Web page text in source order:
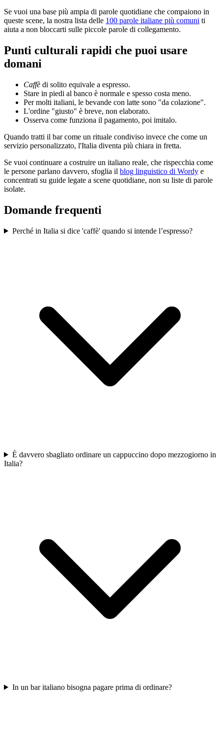
Se vuoi una base più ampia di parole quotidiane che compaiono in
queste scene, la nostra lista delle 100 parole italiane più comuni ti
aiuta a non bloccarti sulle piccole parole di collegamento.
Punti culturali rapidi che puoi usare
domani
Caffè di solito equivale a espresso.
Stare in piedi al banco è normale e spesso costa meno.
Per molti italiani, le bevande con latte sono "da colazione".
L'ordine "giusto" è breve, non elaborato.
Osserva come funziona il pagamento, poi imitalo.
Quando tratti il bar come un rituale condiviso invece che come un
servizio personalizzato, l'Italia diventa più chiara in fretta.
Se vuoi continuare a costruire un italiano reale, che rispecchia come
le persone parlano davvero, sfoglia il blog linguistico di Wordy e
concentrati su guide legate a scene quotidiane, non su liste di parole
isolate.
Domande frequenti
Perché in Italia si dice 'caffè' quando si intende l’espresso?
È davvero sbagliato ordinare un cappuccino dopo mezzogiorno in
Italia?
In un bar italiano bisogna pagare prima di ordinare?